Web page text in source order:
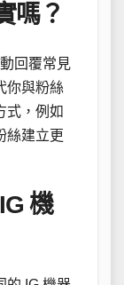
嗎？
回覆常見
你與粉絲
式，例如
絲建立更
機